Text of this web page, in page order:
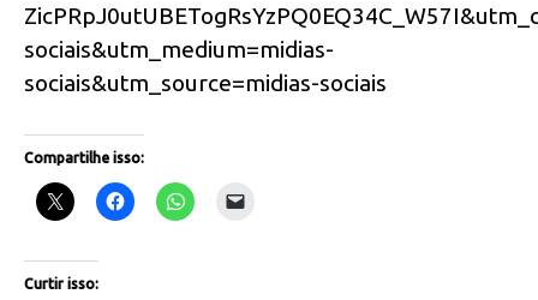
sociais&utm_medium=midias-
sociais&utm_source=midias-sociais
Compartilhe isso:
Curtir isso: